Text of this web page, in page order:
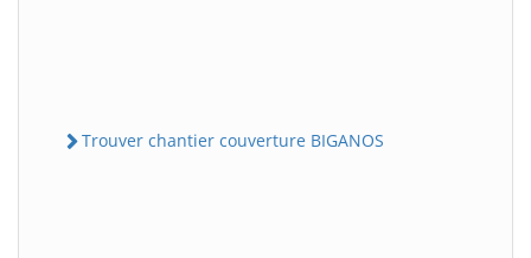
Trouver chantier couverture BIGANOS